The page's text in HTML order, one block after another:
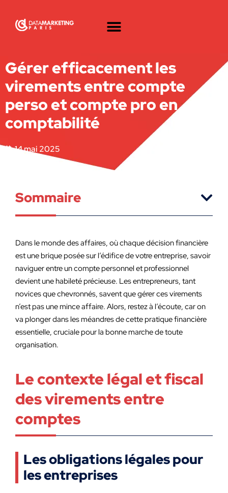
Gérer efficacement les
virements entre compte
perso et compte pro en
comptabilité
14 mai 2025
Sommaire
Dans le monde des affaires, où chaque décision financière
est une brique posée sur l’édifice de votre entreprise, savoir
naviguer entre un compte personnel et professionnel
devient une habileté précieuse. Les entrepreneurs, tant
novices que chevronnés, savent que gérer ces virements
n’est pas une mince affaire. Alors, restez à l’écoute, car on
va plonger dans les méandres de cette pratique financière
essentielle, cruciale pour la bonne marche de toute
organisation.
Le contexte légal et fiscal
des virements entre
comptes
Les obligations légales pour
les entreprises